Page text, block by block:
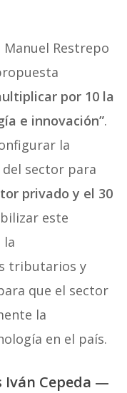
Manuel Restrepo
por 10 la
e innovación”.
la
sector para
privado y el 30
este
la
tributarios y
que el sector
la
en el país.
Iván Cepeda —